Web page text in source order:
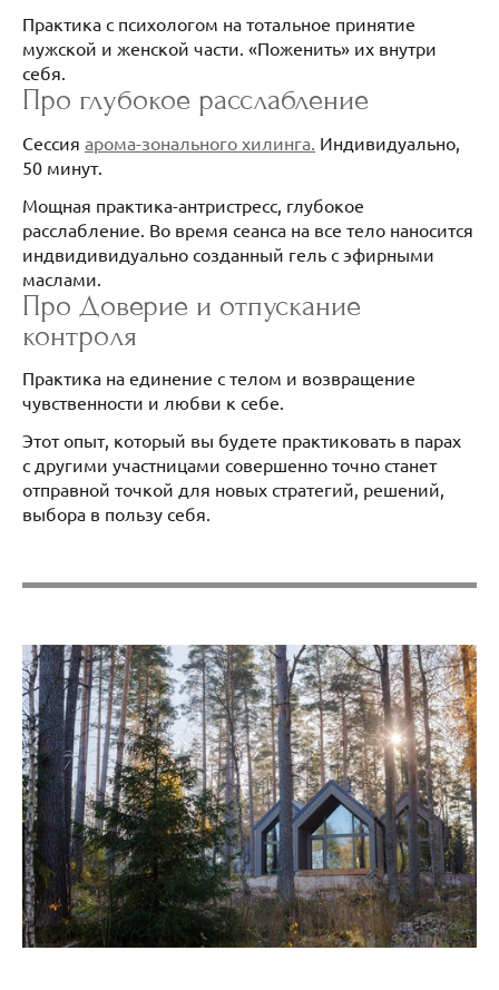
Практика с психологом на тотальное принятие
мужской и женской части. «Поженить» их внутри
себя.
Про глубокое расслабление
Сессия арома-зонального хилинга. Индивидуально,
50 минут.
Мощная практика-антристресс, глубокое
расслабление. Во время сеанса на все тело наносится
индвидивидуально созданный гель с эфирными
маслами.
Про Доверие и отпускание
контроля
Практика на единение с телом и возвращение
чувственности и любви к себе.
Этот опыт, который вы будете практиковать в парах
с другими участницами совершенно точно станет
отправной точкой для новых стратегий, решений,
выбора в пользу себя.